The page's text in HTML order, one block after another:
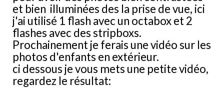
et bien illuminées des la prise de vue, ici
j'ai utilisé 1 flash avec un octabox et 2
flashes avec des stripboxs.
Prochainement je ferais une vidéo sur les
photos d'enfants en extérieur.
ci dessous je vous mets une petite vidéo,
regardez le résultat: